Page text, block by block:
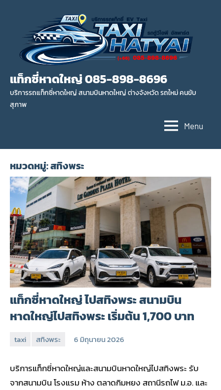
แท็กซี่หาดใหญ่ 085-898-8696
บริการรถแท็กซี่หาดใหญ่ สนามบินหาดใหญ่ ต่างจังหวัด รถใหม่ คนขับ
สุภาพ
Menu
หมวดหมู่:สทิงพระ
แท็กซี่หาดใหญ่ ไปสทิงพระ สนามบิน
หาดใหญ่ไปสทิงพระ เริ่มต้น 1,700 บาท
taxi สทิงพระ 6 มิถุนายน 2026
admin
บริการแท็กซี่หาดใหญ่และสนามบินหาดใหญ่ไปสทิงพระ รับ
จากสนามบิน โรงแรม ห้าง ตลาดกิมหยง สถานีรถไฟ ม.อ. และ